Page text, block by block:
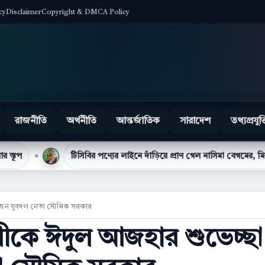
DisclaimerCopyright & DMCA Policy
রাজনীতি অর্থনীতি আন্তর্জাতিক সারাদেশ
টিসিবির পণ্যের লাইনে দাঁড়িয়ে প্রাণ গেল নাসিমা বেগমের, মিরপুরে দেয়াল
যুবদল নেতা সৌমিক সরকার
ঈদুল আজহার শুভেচ্ছা